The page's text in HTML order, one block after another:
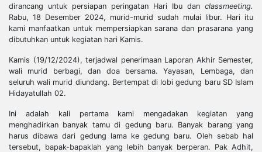
dirancang untuk persiapan peringatan Hari Ibu dan classmeeting.
Rabu, 18 Desember 2024, murid-murid sudah mulai libur. Hari itu
kami manfaatkan untuk mempersiapkan sarana dan prasarana yang
dibutuhkan untuk kegiatan hari Kamis.
Kamis (19/12/2024), terjadwal penerimaan Laporan Akhir Semester,
wali murid berbagi, dan doa bersama. Yayasan, Lembaga, dan
seluruh wali murid diundang. Bertempat di lobi gedung baru SD Islam
Hidayatullah 02.
Ini adalah kali pertama kami mengadakan kegiatan yang
menghadirkan banyak tamu di gedung baru. Banyak barang yang
harus dibawa dari gedung lama ke gedung baru. Oleh sebab hal
tersebut, bapak-bapaklah yang lebih banyak berperan. Pak Adhit,